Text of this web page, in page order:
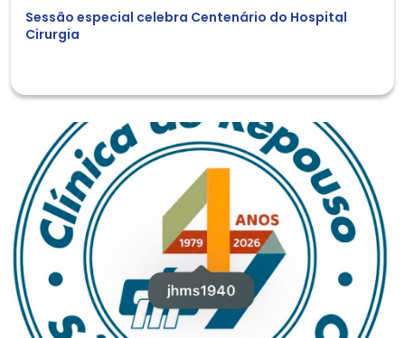
Sessão especial celebra Centenário do Hospital
Cirurgia